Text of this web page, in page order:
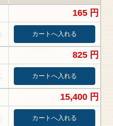
165 円
825 円
15,400 円